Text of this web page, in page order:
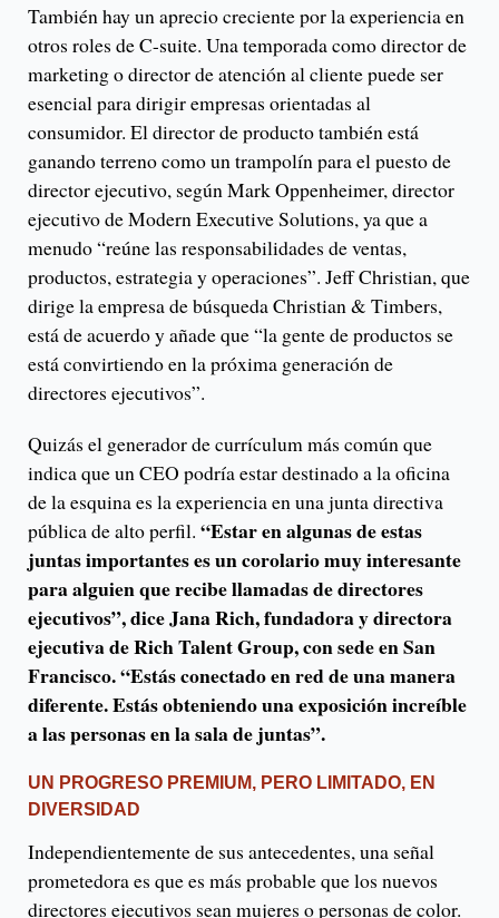
También hay un aprecio creciente por la experiencia en
otros roles de C-suite. Una temporada como director de
marketing o director de atención al cliente puede ser
esencial para dirigir empresas orientadas al
consumidor. El director de producto también está
ganando terreno como un trampolín para el puesto de
director ejecutivo, según Mark Oppenheimer, director
ejecutivo de Modern Executive Solutions, ya que a
menudo “reúne las responsabilidades de ventas,
productos, estrategia y operaciones”. Jeff Christian, que
dirige la empresa de búsqueda Christian & Timbers,
está de acuerdo y añade que “la gente de productos se
está convirtiendo en la próxima generación de
directores ejecutivos”.
Quizás el generador de currículum más común que
indica que un CEO podría estar destinado a la oficina
de la esquina es la experiencia en una junta directiva
pública de alto perfil. “Estar en algunas de estas
juntas importantes es un corolario muy interesante
para alguien que recibe llamadas de directores
ejecutivos”, dice Jana Rich, fundadora y directora
ejecutiva de Rich Talent Group, con sede en San
Francisco. “Estás conectado en red de una manera
diferente. Estás obteniendo una exposición increíble
a las personas en la sala de juntas”.
UN PROGRESO PREMIUM, PERO LIMITADO, EN
DIVERSIDAD
Independientemente de sus antecedentes, una señal
prometedora es que es más probable que los nuevos
directores ejecutivos sean mujeres o personas de color.